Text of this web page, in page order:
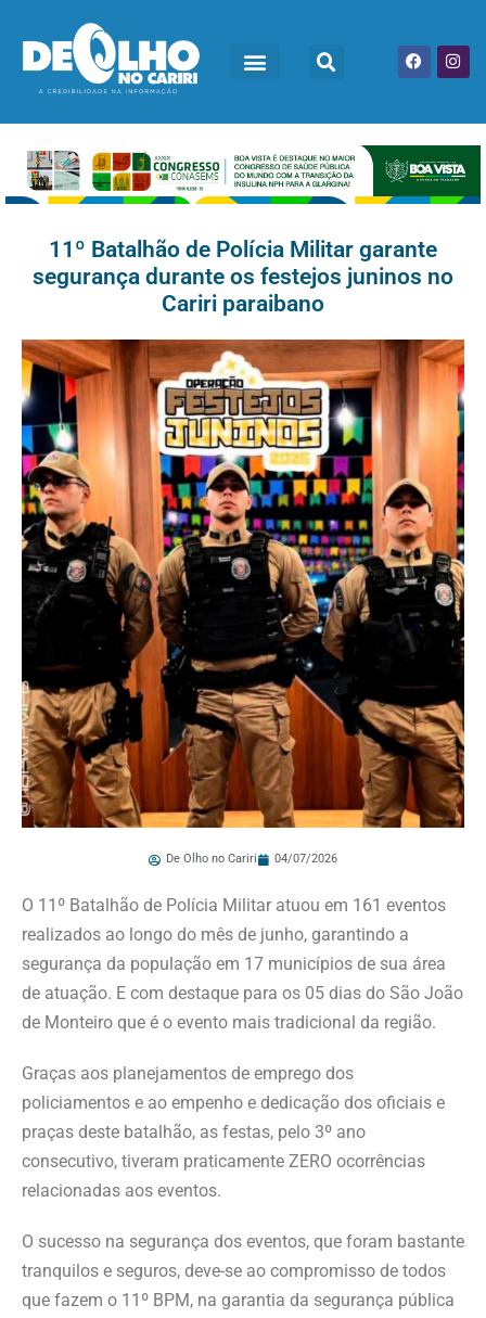
11º Batalhão de Polícia Militar garante
segurança durante os festejos juninos no
Cariri paraibano
De Olho no Cariri 04/07/2026
O 11º Batalhão de Polícia Militar atuou em 161 eventos
realizados ao longo do mês de junho, garantindo a
segurança da população em 17 municípios de sua área
de atuação. E com destaque para os 05 dias do São João
de Monteiro que é o evento mais tradicional da região.
Graças aos planejamentos de emprego dos
policiamentos e ao empenho e dedicação dos oficiais e
praças deste batalhão, as festas, pelo 3º ano
consecutivo, tiveram praticamente ZERO ocorrências
relacionadas aos eventos.
O sucesso na segurança dos eventos, que foram bastante
tranquilos e seguros, deve-se ao compromisso de todos
que fazem o 11º BPM, na garantia da segurança pública